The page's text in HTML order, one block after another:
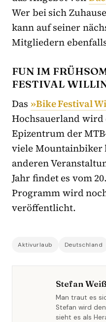
Wer bei sich
kann auf seiner
Mitgliedern
FUN IM
FESTIVAL
Das »Bike Festival
Hochsauerland wird
Epizentrum der
viele Mountainbiker
anderen
Jahr findet es vom
Programm wird
veröffentlicht.
Aktivurlaub Deutschland
Stefan
Man traut es
Stefan wird
sieht es als